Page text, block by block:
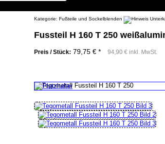
Kategorie: Fußteile und Sockelblenden
Fussteil H 160 T 250
Preis / Stück: 79,75 € * 94,90 € inkl. MwSt.